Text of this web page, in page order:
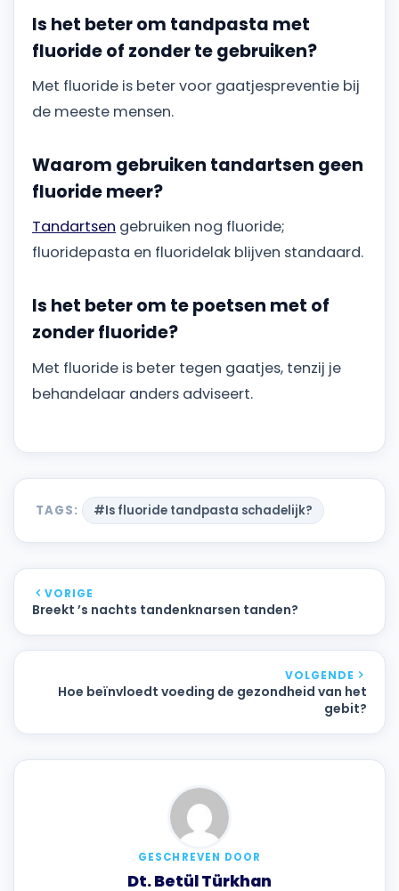
Is het beter om tandpasta met
fluoride of zonder te gebruiken?
Met fluoride is beter voor gaatjespreventie bij
de meeste mensen.
Waarom gebruiken tandartsen geen
fluoride meer?
Tandartsen gebruiken nog fluoride;
fluoridepasta en fluoridelak blijven standaard.
Is het beter om te poetsen met of
zonder fluoride?
Met fluoride is beter tegen gaatjes, tenzij je
behandelaar anders adviseert.
TAGS: #Is fluoride tandpasta schadelijk?
VORIGE
Breekt ’s nachts tandenknarsen tanden?
VOLGENDE
Hoe beïnvloedt voeding de gezondheid van het
gebit?
GESCHREVEN DOOR
Dt. Betül Türkhan